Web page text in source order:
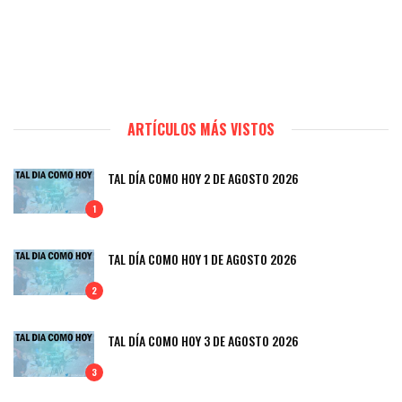
ARTÍCULOS MÁS VISTOS
1
TAL DÍA COMO HOY 2 DE AGOSTO 2026
2
TAL DÍA COMO HOY 1 DE AGOSTO 2026
3
TAL DÍA COMO HOY 3 DE AGOSTO 2026